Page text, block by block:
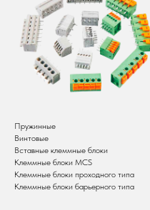
Пружинные
Винтовые
Вставные клеммные блоки
Клеммные блоки MCS
Клеммные блоки проходного типа
Клеммные блоки барьерного типа